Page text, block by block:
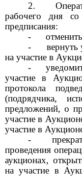
рабочего дня
предписания:
-
-
вернуть
на участие в
-
участие в
протокола
(подрядчика,
предложений, о
участие в
участие в
-
проведения
аукционах,
на участие в